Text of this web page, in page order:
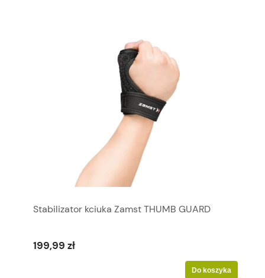
Stabilizator kciuka Zamst THUMB GUARD
199,99 zł
Do koszyka